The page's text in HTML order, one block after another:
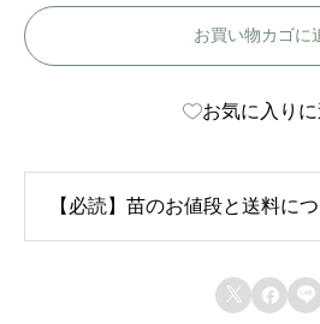
レ
テ
r
お買い物カゴに
お気に入り
【必読】苗のお値段と送料に
生育状況が各苗、また季節ごと
での表示と
  